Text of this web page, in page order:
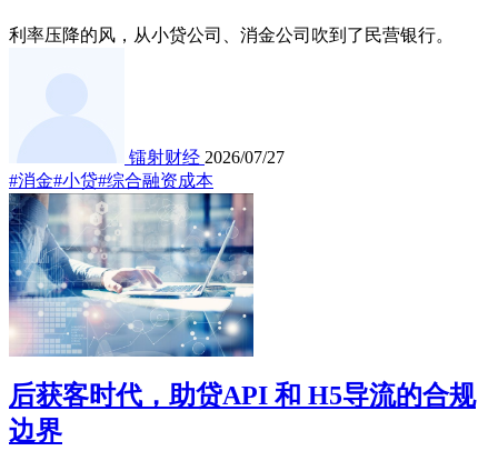
利率压降的风，从小贷公司、消金公司吹到了民营银行。
镭射财经 2026/07/27
#消金#小贷#综合融资成本
后获客时代，助贷API 和 H5导流的合规
边界